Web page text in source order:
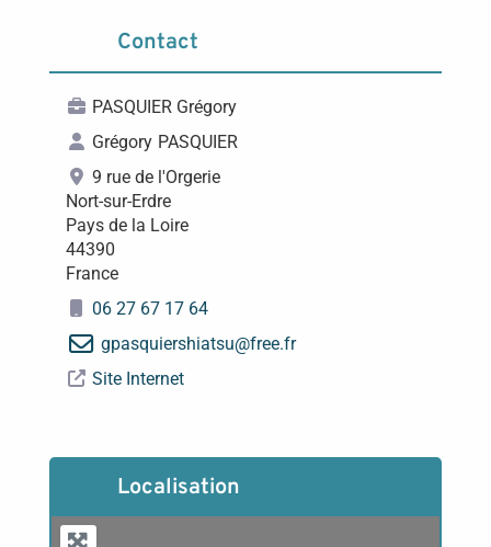
Contact
PASQUIER Grégory
Grégory PASQUIER
9 rue de l'Orgerie
Nort-sur-Erdre
Pays de la Loire
44390
France
06 27 67 17 64
gpasquiershiatsu@free.fr
Site Internet
Localisation